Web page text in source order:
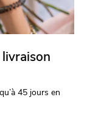
45 jours en